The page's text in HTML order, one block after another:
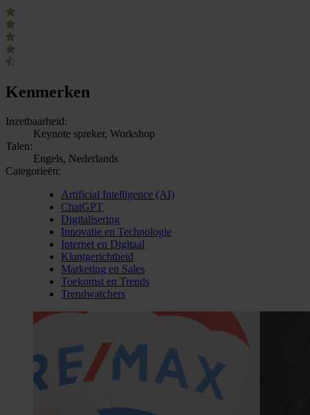
Kenmerken
Inzetbaarheid:
Keynote spreker, Workshop
Talen:
Engels, Nederlands
Categorieën:
Artificial Intelligence (AI)
ChatGPT
Digitalisering
Innovatie en Technologie
Internet en Digitaal
Klantgerichtheid
Marketing en Sales
Toekomst en Trends
Trendwatchers